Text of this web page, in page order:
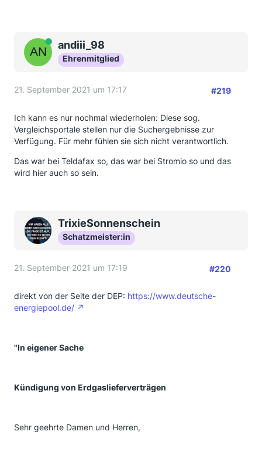
Onlineandiii_98
Ehrenmitglied
21. September 2021 um 17:17 #219
Ich kann es nur nochmal wiederholen: Diese sog.
Vergleichsportale stellen nur die Suchergebnisse zur
Verfügung. Für mehr fühlen sie sich nicht verantwortlich.
Das war bei Teldafax so, das war bei Stromio so und das
wird hier auch so sein.
TrixieSonnenschein
Schatzmeister:in
21. September 2021 um 17:19 #220
direkt von der Seite der DEP: https://www.deutsche-
energiepool.de/
"In eigener Sache
Kündigung von Erdgaslieferverträgen
Sehr geehrte Damen und Herren,